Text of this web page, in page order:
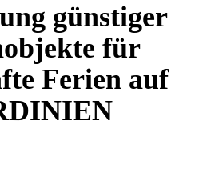
günstiger
für
Ferien auf